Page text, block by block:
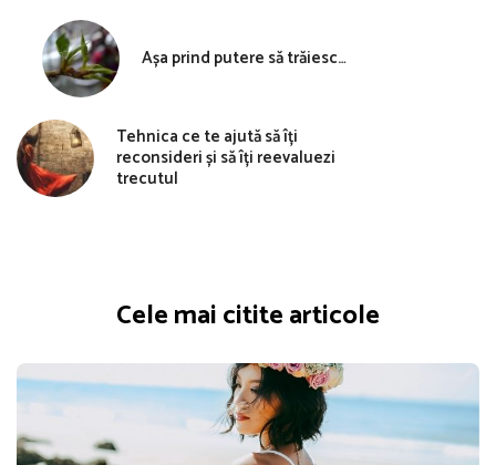
Așa prind putere să trăiesc…
Tehnica ce te ajută să îți
reconsideri și să îți reevaluezi
trecutul
Cele mai citite articole